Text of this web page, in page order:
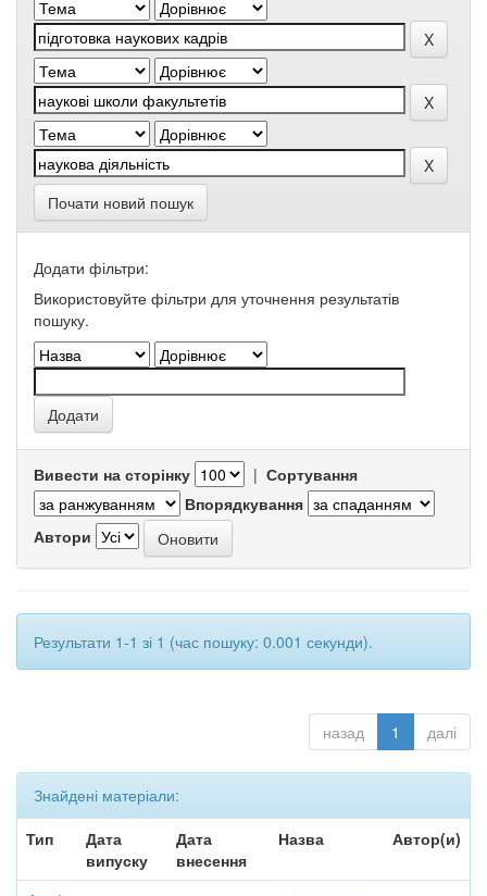
Почати новий пошук
Додати фільтри:
Використовуйте фільтри для уточнення результатів
пошуку.
Вивести на сторінку | Сортування
Впорядкування
Автори
Результати 1-1 зі 1 (час пошуку: 0.001 секунди).
назад 1 далі
Знайдені матеріали:
Тип
Дата
випуску
Дата
внесення
Назва Автор(и)